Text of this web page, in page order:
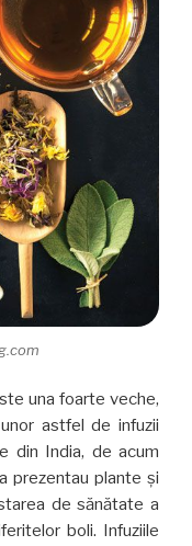
una foarte veche,
astfel de infuzii
din India, de acum
prezentau plante și
de sănătate a
boli. Infuziile